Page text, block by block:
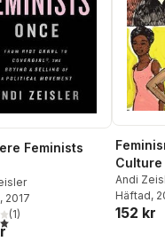
Feminists
, 2017
5 stjärnor. Totalt antal röster:
(1)
Culture
Andi
Häftad,
152 kr